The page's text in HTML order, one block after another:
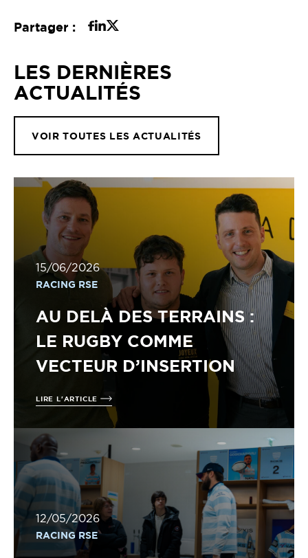
Partager :
LES DERNIÈRES
ACTUALITÉS
VOIR TOUTES LES ACTUALITÉS
15/06/2026
RACING RSE
AU DELÀ DES TERRAINS :
LE RUGBY COMME
VECTEUR D’INSERTION
LIRE L'ARTICLE
12/05/2026
RACING RSE